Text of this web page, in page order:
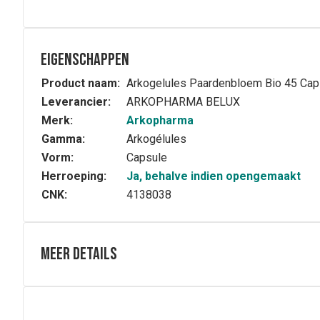
Eigenschappen
Product naam: Arkogelules Paardenbloem Bio 45
Leverancier:
ARKOPHARMA BELUX
Merk:
Arkopharma
Gamma:
Arkogélules
Vorm:
Capsule
Herroeping:
Ja, behalve indien opengemaakt
CNK:
4138038
Meer details
Arkocapsules® Paardenbloem is een